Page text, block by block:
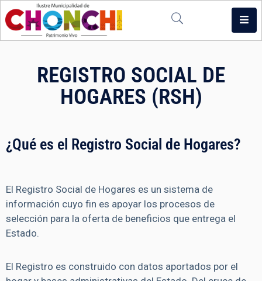
Municipio
Intranet
REGISTRO SOCIAL DE
HOGARES (RSH)
¿Qué es el Registro Social de Hogares?
El Registro Social de Hogares es un sistema de
información cuyo fin es apoyar los procesos de
selección para la oferta de beneficios que entrega el
Estado.
El Registro es construido con datos aportados por el